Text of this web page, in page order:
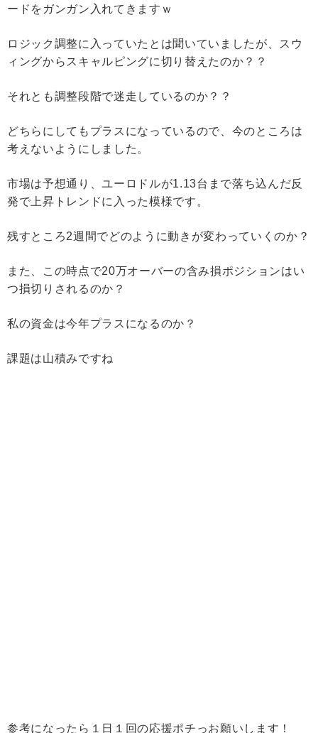
ードをガンガン入れてきますｗ
ロジック調整に入っていたとは聞いていましたが、スウ
ィングからスキャルピングに切り替えたのか？？
それとも調整段階で迷走しているのか？？
どちらにしてもプラスになっているので、今のところは
考えないようにしました。
市場は予想通り、ユーロドルが1.13台まで落ち込んだ反
発で上昇トレンドに入った模様です。
残すところ2週間でどのように動きが変わっていくのか？
また、この時点で20万オーバーの含み損ポジションはい
つ損切りされるのか？
私の資金は今年プラスになるのか？
課題は山積みですね
参考になったら１日１回の応援ポチっお願いします！